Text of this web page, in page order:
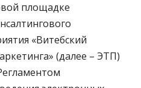
площадке
«Витебский
(далее – ЭТП)